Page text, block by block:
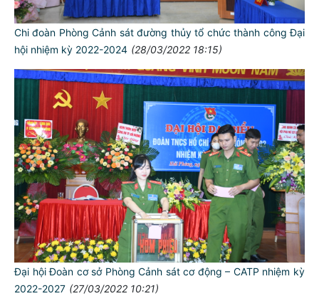
Chi đoàn Phòng Cảnh sát đường thủy tổ chức thành công Đại
hội nhiệm kỳ 2022-2024 (28/03/2022 18:15)
Đại hội Đoàn cơ sở Phòng Cảnh sát cơ động – CATP nhiệm kỳ
2022-2027 (27/03/2022 10:21)